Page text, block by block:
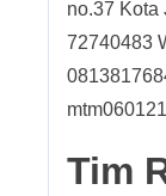
no.37 Kota
72740483
Tim